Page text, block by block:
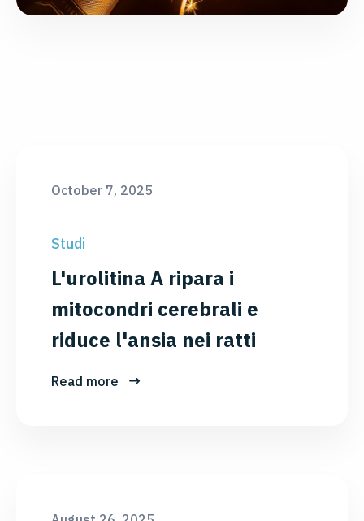
October 7, 2025
Studi
L'urolitina A ripara i
mitocondri cerebrali e
riduce l'ansia nei ratti
Read more